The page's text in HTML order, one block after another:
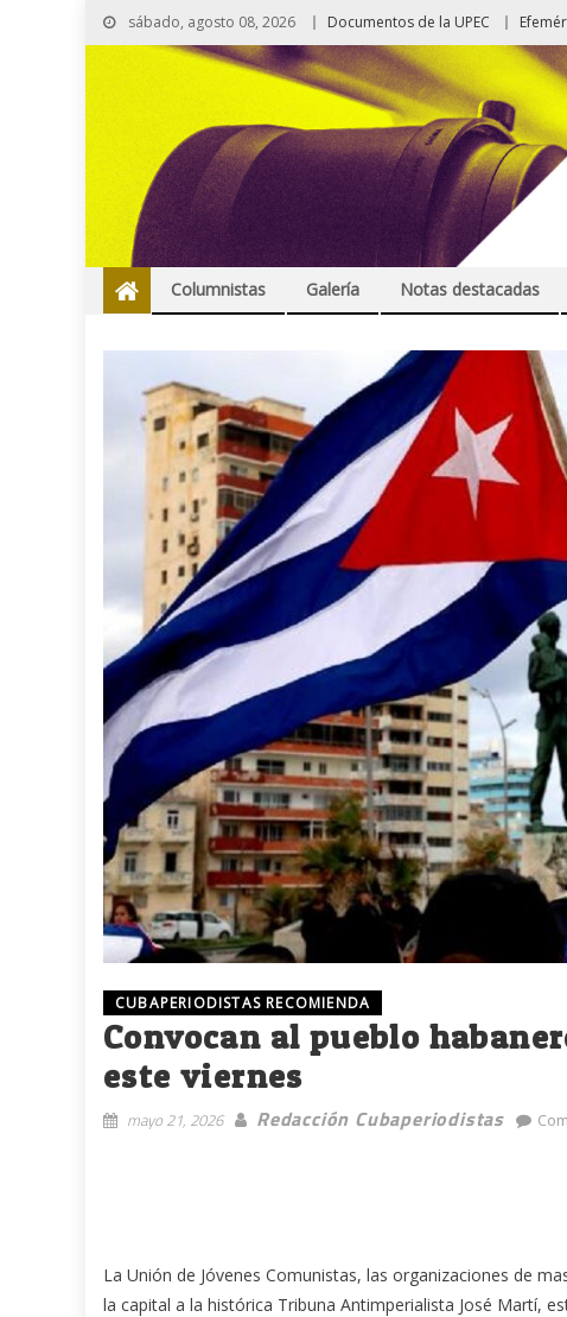
sábado, agosto 08, 2026 Documentos de la UPEC
Columnistas Galería Notas destacadas
CUBAPERIODISTAS RECOMIENDA
Convocan al pueblo
este viernes
mayo 21, 2026 Redacción Cubaperiodistas
La Unión de Jóvenes Comunistas, las organizaciones de
la capital a la histórica Tribuna Antimperialista José Martí,